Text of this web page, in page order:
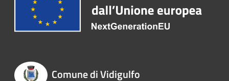
Comune di Vidigulfo